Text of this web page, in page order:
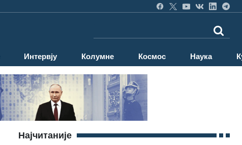
Интервју Колумне Космос Наука
Најчитаније